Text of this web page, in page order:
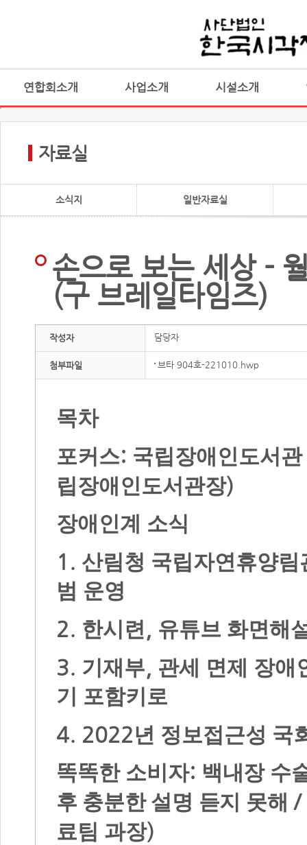
연합회소개 사업소개 시설소개
자료실
소식지 일반자료실
손으로 보는 세상 -
(구 브레일타임즈)
작성자 담당자
첨부파일 브타 904호-221010.hwp
목차
포커스: 국립장애인도서
립장애인도서관장)
장애인계 소식
1. 산림청 국립자연휴양림
범 운영
2. 한시련 , 유튜브 화면해
3. 기재부, 관세 면제 장애
기 포함키로
4. 2022년 정보접근성 국
똑똑한 소비자: 백내장 수
후 충분한 설명 듣지 못해/
료팀 과장)